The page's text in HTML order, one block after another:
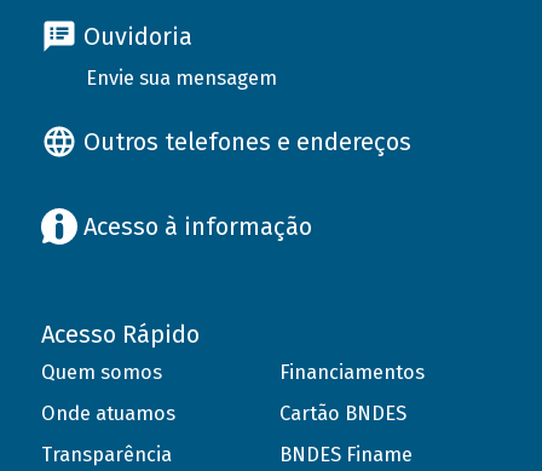
Ouvidoria
Envie sua mensagem
Outros telefones e endereços
Acesso à informação
Acesso Rápido
Quem somos
Onde atuamos
Transparência
Financiamentos
Cartão BNDES
BNDES Finame